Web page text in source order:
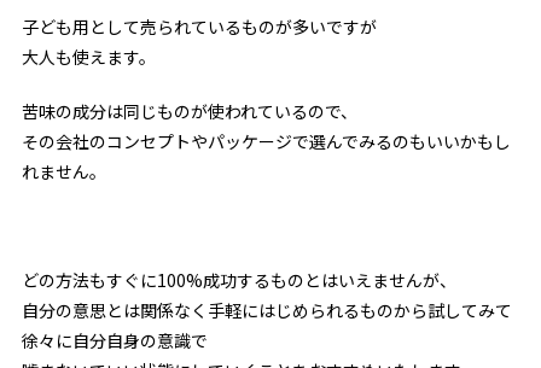
子ども用として売られているものが多いですが
大人も使えます。
苦味の成分は同じものが使われているので、
その会社のコンセプトやパッケージで選んでみるのもいいかもし
れません。
どの方法もすぐに100%成功するものとはいえませんが、
自分の意思とは関係なく手軽にはじめられるものから試してみて
徐々に自分自身の意識で